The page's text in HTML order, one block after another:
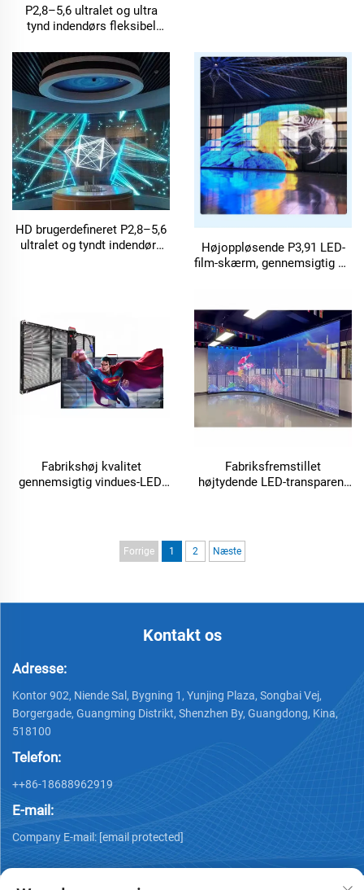
P2,8–5,6 ultralet og ultra
tynd indendørs fleksibel
HD brugerdefineret P2,8–5,6
ultralet og tyndt indendørs
Højoppløsende P3,91 LED-
film-skærm, gennemsigtig og
reklame, LED-display
Fabrikshøj kvalitet
gennemsigtig vindues-LED,
tilpasses efter behov
Fabriksfremstillet
højtydende LED-transparent
skærm til glasvideovægge
Forrige 1 2 Næste
Kontakt os
Adresse:
Kontor 902, Niende Sal, Bygning 1, Yunjing Plaza, Songbai Vej,
Borgergade, Guangming Distrikt, Shenzhen By, Guangdong, Kina,
518100
Telefon:
++86-18688962919
E-mail:
Company E-mail: [email protected]